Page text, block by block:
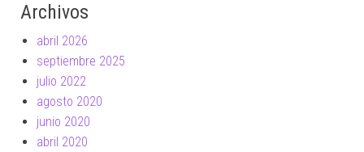
Archivos
abril 2026
septiembre 2025
julio 2022
agosto 2020
junio 2020
abril 2020